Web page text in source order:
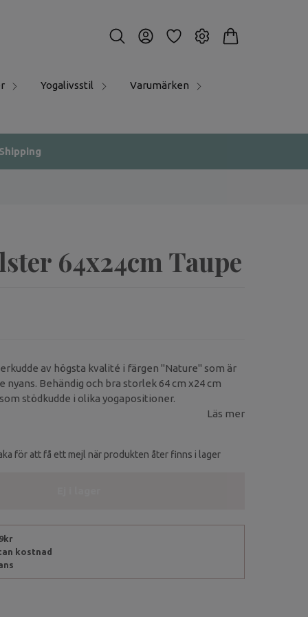
Yogalivsstil Varumärken
64x24cm Taupe
av högsta kvalité i färgen ''Nature'' som är
nyans. Behändig och bra storlek 64 cm x24 cm
stödkudde i olika yogapositioner.
Läs mer
för att få ett mejl när produkten åter finns i lager
kostnad